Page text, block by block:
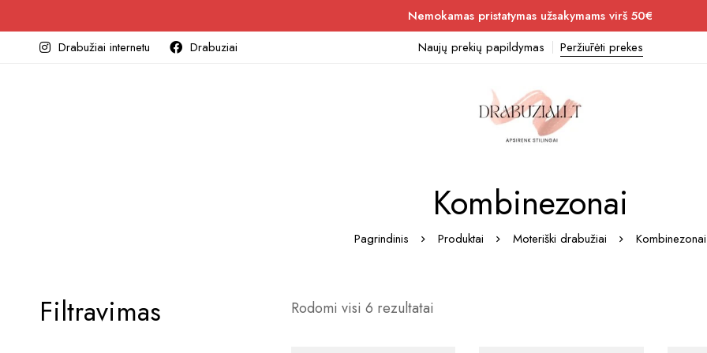
Nemokamas pristatymas užsakymams virš 50€
Drabužiai internetu
Drabuziai Naujų prekių papildymas Peržiūrėti prekes
Kombinezonai
Pagrindinis Produktai Moteriški drabužiai Kombinezonai
Filtravimas Rodomi visi 6 rezultatai